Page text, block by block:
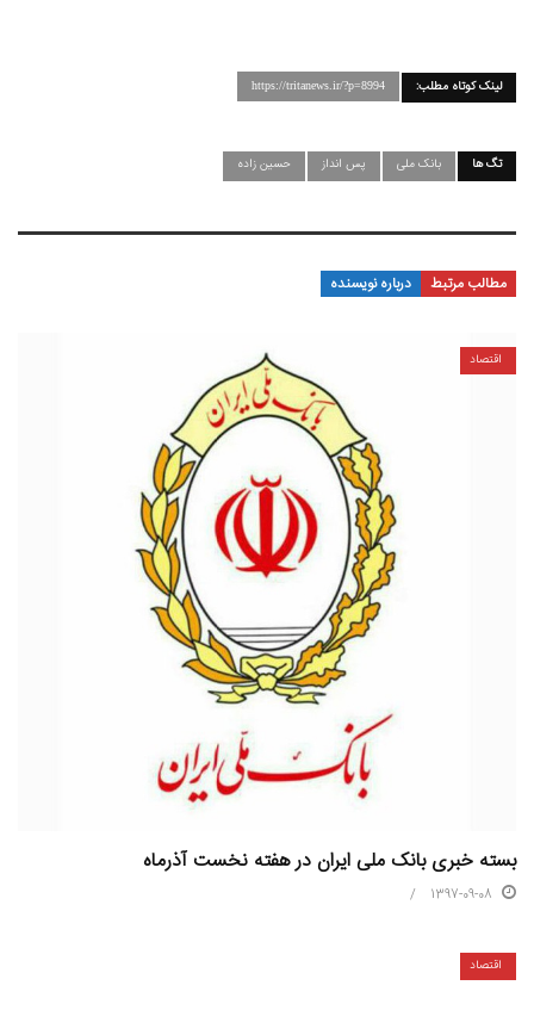
لینک کوتاه مطلب: https://tritanews.ir/?p=8994
تگ ها بانک ملی پس انداز حسین زاده
مطالب مرتبط درباره نویسنده
اقتصاد
بسته خبری بانک ملی ایران در هفته نخست آذرماه
1397-09-08
اقتصاد